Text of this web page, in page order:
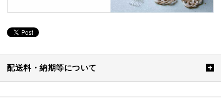
配送料・納期等について